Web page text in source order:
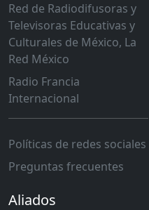
Red de Radiodifusoras y
Televisoras Educativas y
Culturales de México, La
Red México
Radio Francia
Internacional
Políticas de redes sociales
Preguntas frecuentes
Aliados